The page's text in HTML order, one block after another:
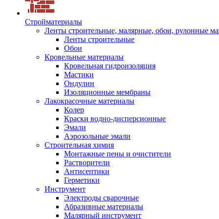
Стройматериалы
Ленты строительные, малярные, обои, рулонные
Ленты строительные
Обои
Кровельные материалы
Кровельная гидроизоляция
Мастики
Ондулин
Изоляционные мембраны
Лакокрасочные материалы
Колер
Краски водно-дисперсионные
Эмали
Аэрозольные эмали
Строительная химия
Монтажные пены и очистители
Растворители
Антисептики
Герметики
Инструмент
Электроды сварочные
Абразивные материалы
Малярный инструмент